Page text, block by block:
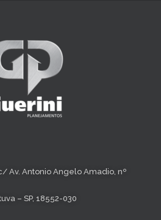
Av. Antonio Angelo Amadio, nº
– SP, 18552-030